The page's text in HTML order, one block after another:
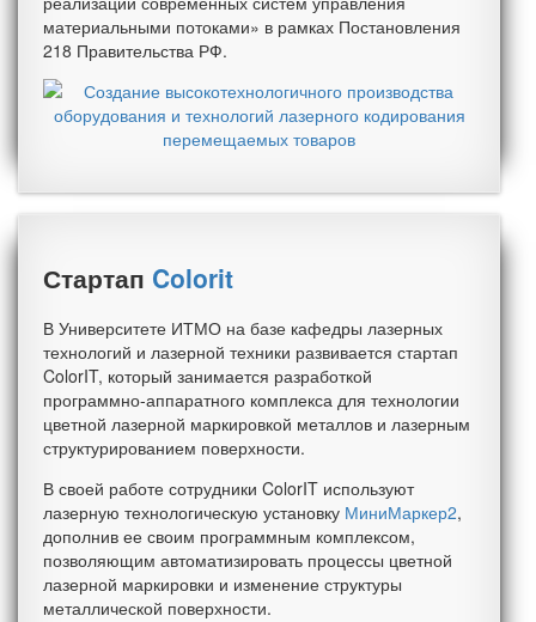
материальными потоками» в рамках Постановления
218 Правительства РФ.
Стартап Colorit
В Университете ИТМО на базе кафедры лазерных
технологий и лазерной техники развивается стартап
ColorIT, который занимается разработкой
программно-аппаратного комплекса для технологии
цветной лазерной маркировкой металлов и лазерным
структурированием поверхности.
В своей работе сотрудники ColorIT используют
лазерную технологическую установку МиниМаркер2,
дополнив ее своим программным комплексом,
позволяющим автоматизировать процессы цветной
лазерной маркировки и изменение структуры
металлической поверхности.